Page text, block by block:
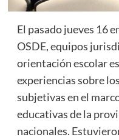
El pasado jueves 16
OSDE, equipos
orientación escolar
experiencias sobre
subjetivas en el
educativas de la
nacionales.